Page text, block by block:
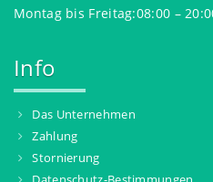
Montag bis Freitag:08:00 –
Info
Das Unternehmen
Zahlung
Stornierung